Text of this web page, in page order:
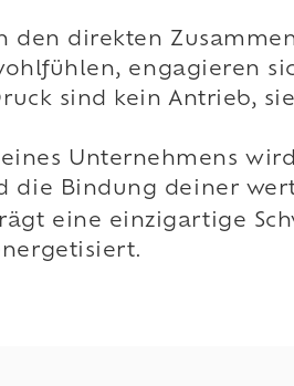
den direkten
engagieren
sind kein Antrieb,
Unternehmens
die Bindung deiner
eine einzigartige